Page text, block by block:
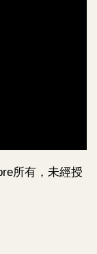
所有，未經授